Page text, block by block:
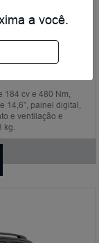
de R$ 10
184 cv e 480 Nm,
14,6”, painel digital,
e ventilação e
kg.
a você.